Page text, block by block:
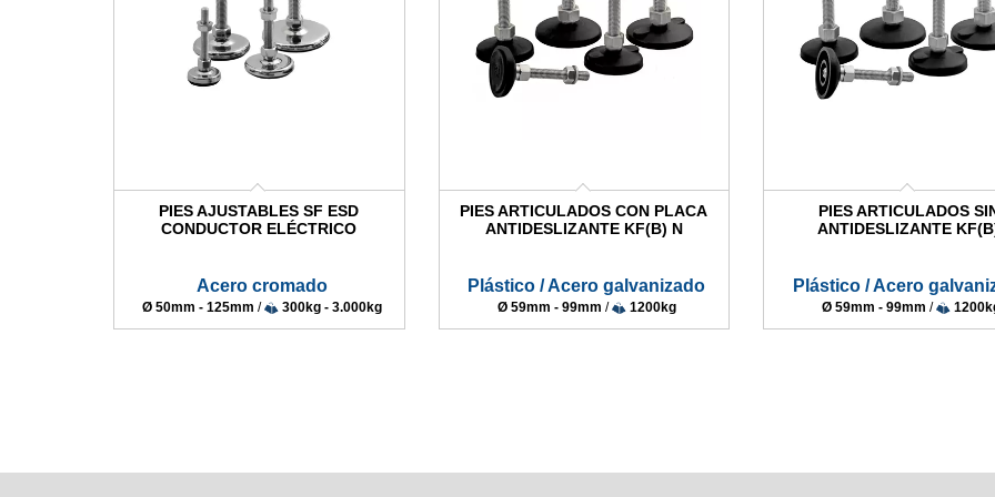
PIES AJUSTABLES SF ESD
CONDUCTOR ELÉCTRICO
Acero cromado
Ø 50mm - 125mm / 300kg - 3.000kg
PIES ARTICULADOS CON PLACA
ANTIDESLIZANTE KF(B) N
Plástico / Acero galvanizado
Ø 59mm - 99mm / 1200kg
PIES ARTICULADOS
ANTIDESLIZANTE
Plástico / Acero
Ø 59mm - 99mm /